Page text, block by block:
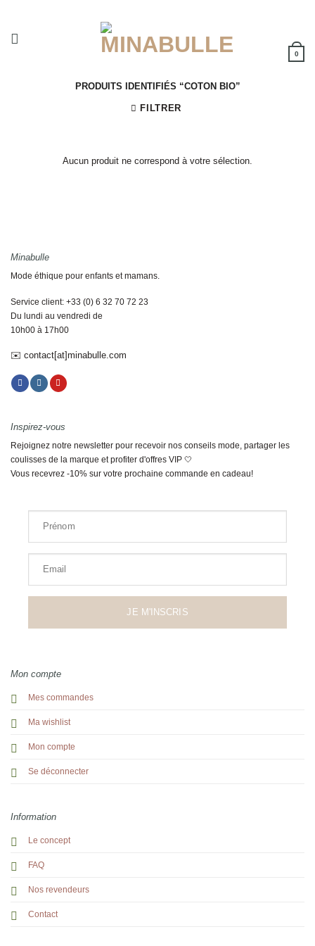
contenu
0
PRODUITS IDENTIFIÉS “COTON BIO”
FILTRER
Aucun produit ne correspond à votre sélection.
Minabulle
Mode éthique pour enfants et mamans.
Service client: +33 (0) 6 32 70 72 23
Du lundi au vendredi de
10h00 à 17h00
✉️ contact[at]minabulle.com
Mon compte
Mes commandes
Ma wishlist
Mon compte
Se déconnecter
Information
Le concept
FAQ
Nos revendeurs
Contact
Inspirez-vous
Rejoignez notre newsletter pour recevoir nos conseils mode, partager les
coulisses de la marque et profiter d'offres VIP 🤍
Vous recevrez -10% sur votre prochaine commande en cadeau!
Prénom
Email
JE M'INSCRIS